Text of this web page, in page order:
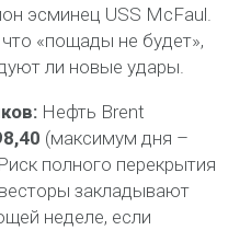
эсминец USS McFaul.
«пощады не будет»,
ли новые удары.
Нефть Brent
(максимум дня –
. Риск полного перекрытия
закладывают
неделе, если